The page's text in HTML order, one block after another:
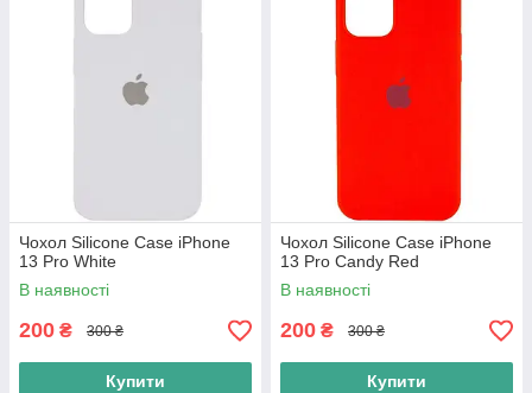
Чохол Silicone Case iPhone
13 Pro White
В наявності
200 ₴ 300 ₴
Купити
Чохол Silicone Case iPhone
13 Pro Candy Red
В наявності
200 ₴ 300 ₴
Купити